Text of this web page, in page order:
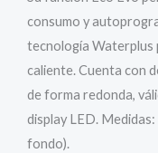
consumo y
tecnología Waterplus
caliente. Cuenta con
de forma redonda,
display LED. Medidas:
fondo).